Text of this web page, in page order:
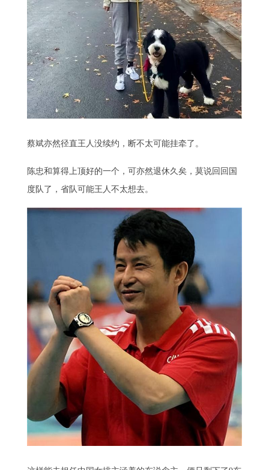
蔡斌亦然径直王人没续约，断不太可能挂牵了。
陈忠和算得上顶好的一个，可亦然退休久矣，莫说回回国
度队了，省队可能王人不太想去。